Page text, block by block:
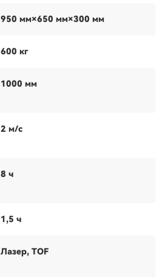
950 мм×650 мм×300 мм
600 кг
1000 мм
2 м/c
8 ч
1,5 ч
Лазер, TOF